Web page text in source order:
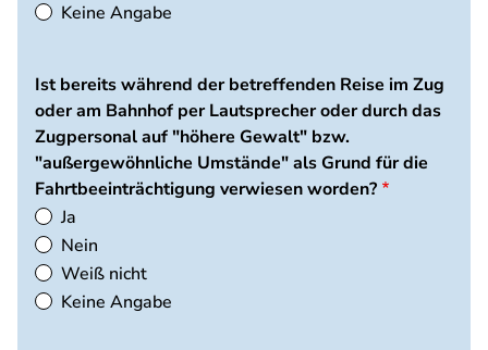
Keine Angabe
Ist bereits während der betreffenden Reise im Zug
oder am Bahnhof per Lautsprecher oder durch das
Zugpersonal auf "höhere Gewalt" bzw.
"außergewöhnliche Umstände" als Grund für die
Fahrtbeeinträchtigung verwiesen worden?
Ja
Nein
Weiß nicht
Keine Angabe